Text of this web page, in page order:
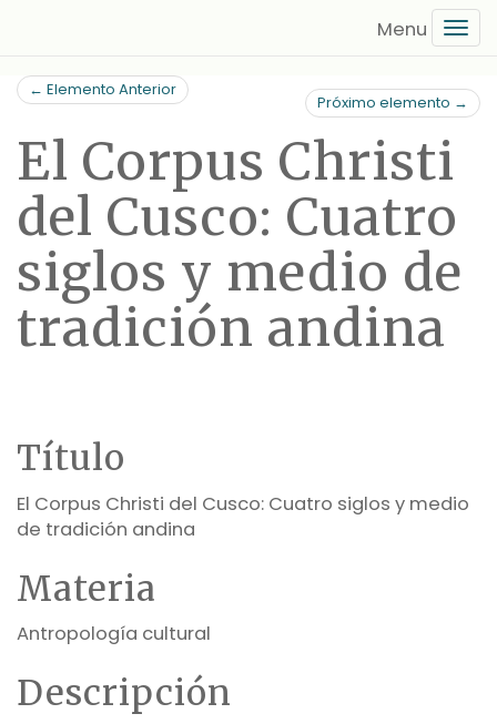
contenido
principal
← Elemento Anterior
Próximo elemento →
El Corpus Christi
del Cusco: Cuatro
siglos y medio de
tradición andina
Título
El Corpus Christi del Cusco: Cuatro siglos y medio
de tradición andina
Materia
Antropología cultural
Descripción